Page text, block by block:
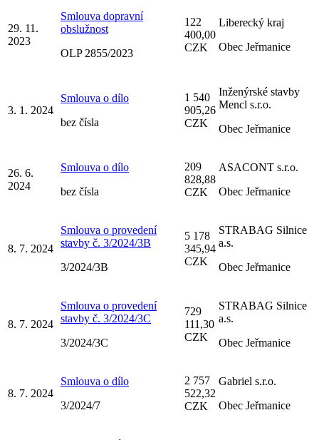
29. 11.
2023
Smlouva dopravní
obslužnost
OLP 2855/2023
122
400,00
CZK
Liberecký kraj
Obec Jeřmanice
3. 1. 2024
Smlouva o dílo
bez čísla
1 540
905,26
CZK
Inženýrské stavby
Mencl s.r.o.
Obec Jeřmanice
26. 6.
2024
Smlouva o dílo
bez čísla
209
828,88
CZK
ASACONT s.r.o.
Obec Jeřmanice
8. 7. 2024
Smlouva o provedení
stavby č. 3/2024/3B
3/2024/3B
5 178
345,94
CZK
STRABAG Silnice
a.s.
Obec Jeřmanice
8. 7. 2024
Smlouva o provedení
stavby č. 3/2024/3C
3/2024/3C
729
111,30
CZK
STRABAG Silnice
a.s.
Obec Jeřmanice
8. 7. 2024
Smlouva o dílo
3/2024/7
2 757
522,32
CZK
Gabriel s.r.o.
Obec Jeřmanice